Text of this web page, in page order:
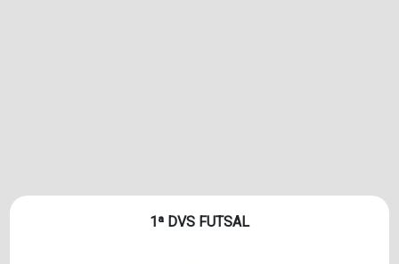
1ª DVS FUTSAL